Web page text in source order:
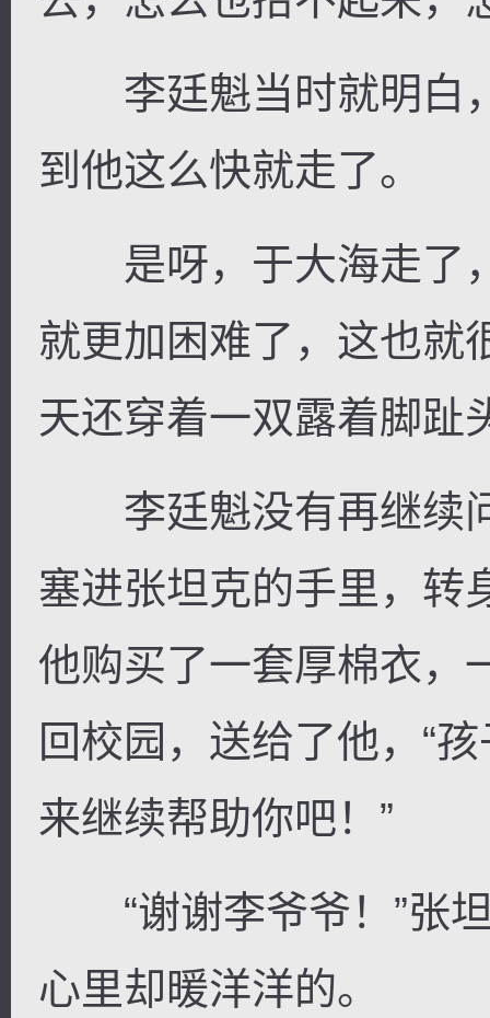
李廷魁当时就明白
到他这么快就走了。
是呀，于大海走了
就更加困难了，这也就
天还穿着一双露着脚趾
李廷魁没有再继续
塞进张坦克的手里，转
他购买了一套厚棉衣，
回校园，送给了他，“
来继续帮助你吧！”
“谢谢李爷爷！”张坦
心里却暖洋洋的。